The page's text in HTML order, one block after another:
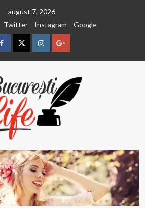
august 7, 2026
Twitter Instagram Google
FacebookTwitterInstagramGoogle